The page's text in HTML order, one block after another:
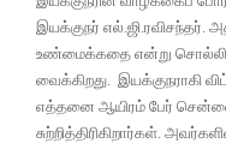
இயக்குநர் எல்.ஜி.ரவிசந்தர்.
உண்மைக்கதை என்று
வைக்கிறது. இயக்குநராகி
எத்தனை ஆயிரம் பேர்
சுற்றித்திரிகிறார்கள்.